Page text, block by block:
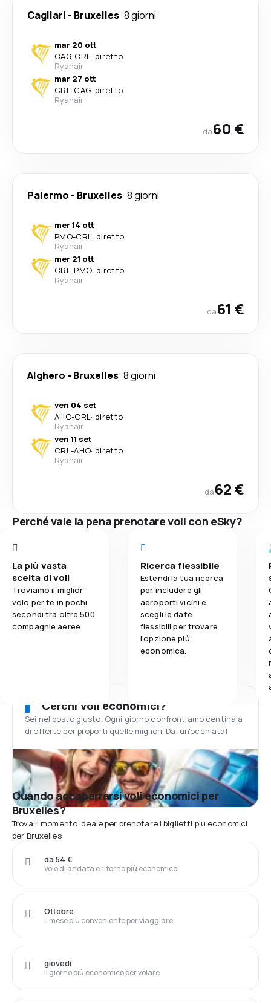
Cagliari - Bruxelles 8 giorni
mar 20 ott
CAG-CRL· diretto
Ryanair
mar 27 ott
CRL-CAG· diretto
Ryanair
da60 €
Palermo - Bruxelles 8 giorni
mer 14 ott
PMO-CRL· diretto
Ryanair
mer 21 ott
CRL-PMO· diretto
Ryanair
da61 €
Alghero - Bruxelles 8 giorni
ven 04 set
AHO-CRL· diretto
Ryanair
ven 11 set
CRL-AHO· diretto
Ryanair
da62 €
Perché vale la pena prenotare voli con eSky?
La più vasta
scelta di voli
Troviamo il miglior
volo per te in pochi
secondi tra oltre 500
compagnie aeree.
Ricerca flessibile
Estendi la tua ricerca
per includere gli
aeroporti vicini e
scegli le date
flessibili per trovare
l'opzione più
economica.
Cerchi voli economici?
Sei nel posto giusto. Ogni giorno confrontiamo centinaia
di offerte per proporti quelle migliori. Dai un'occhiata!
Quando accaparrarsi voli economici per
Bruxelles?
Trova il momento ideale per prenotare i biglietti più economici
per Bruxelles
Volo di andata e ritorno più economico
da 54 €
Il mese più conveniente per viaggiare
Ottobre
Il giorno più economico per volare
giovedì